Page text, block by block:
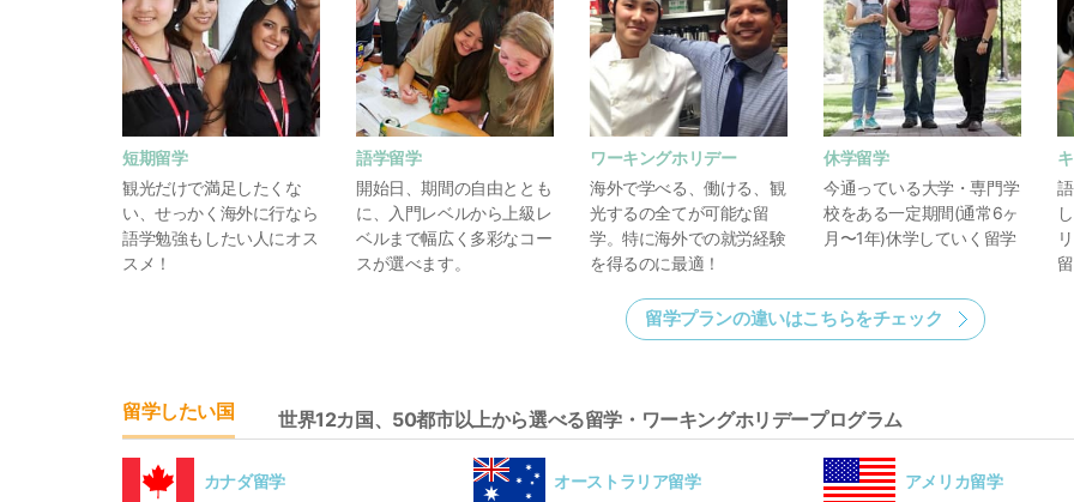
短期留学
観光だけで満足したくな
い、せっかく海外に行なら
語学勉強もしたい人にオス
スメ！
語学留学
開始日、期間の自由ととも
に、入門レベルから上級レ
ベルまで幅広く多彩なコー
スが選べます。
ワーキングホリデー
海外で学べる、働ける、観
光するの全てが可能な留
学。特に海外での就労経験
を得るのに最適！
休学留学
今通っている大学・専門学
校をある一定期間(通常6ヶ
月〜1年)休学していく留学
留学プランの違いはこちらをチェック
留学したい国 世界12カ国、50都市以上から選べる留学・ワーキングホリデープログラム
カナダ留学 オーストラリア留学 アメリカ留学